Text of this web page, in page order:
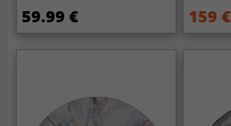
59.99 € 159 €